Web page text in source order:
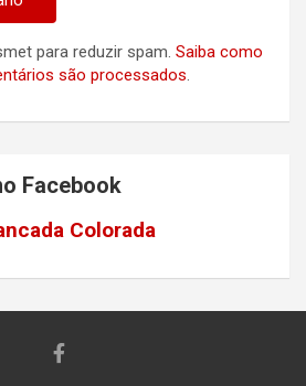
para reduzir spam. Saiba como
são processados.
Facebook
Colorada